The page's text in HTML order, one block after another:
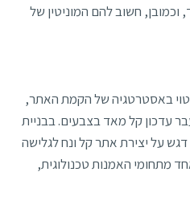
וכמובן, חשוב להם המוניטין של
באסטרטגיה של הקמת האתר,
עדכון קל מאד בצבעים. בבניית
על יצירת אתר קל ונח לגלישה
מתחומי האמנות טכנולוגית,